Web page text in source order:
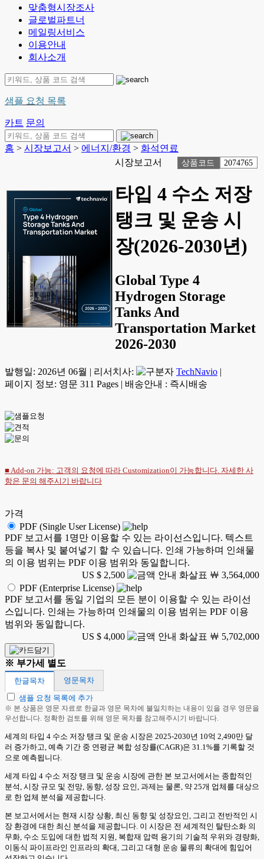
맞춤형시장조사
글로벌파트너
메일링서비스
이용안내
회사소개
샘플 요청 목록
카트 문의
홈 > 시장보고서 > 에너지/환경 > 화석연료
시장보고서
상품코드 2074765
타입 4 수소 저장
탱크 및 운송 시
장(2026-2030년)
Global Type 4
Hydrogen Storage
Tanks And
Transportation Market
2026-2030
발행일: 2026년 06월 | 리서치사: TechNavio |
페이지 정보: 영문 311 Pages | 배송안내 : 즉시배송
■ Add-on 가능: 고객의 요청에 따라 Customization이 가능합니다. 자세한 사
항은 문의 해주시기 바랍니다
가격
PDF (Single User License)
PDF 보고서를 1명만 이용할 수 있는 라이선스입니다. 텍스트
등을 복사 및 붙여넣기 할 수 있습니다. 인쇄 가능하며 인쇄물
의 이용 범위는 PDF 이용 범위와 동일합니다.
US $ 2,500
￦ 3,564,000
PDF (Enterprise License)
PDF 보고서를 동일 기업의 모든 분이 이용할 수 있는 라이선
스입니다. 인쇄는 가능하며 인쇄물의 이용 범위는 PDF 이용
범위와 동일합니다.
US $ 4,000
￦ 5,702,000
※ 부가세 별도
한글목차
영문목차
샘플 요청 목록에 추가
※ 본 상품은 영문 자료로 한글과 영문 목차에 불일치하는 내용이 있을 경우 영문을
우선합니다. 정확한 검토를 위해 영문 목차를 참고해주시기 바랍니다.
세계의 타입 4 수소 저장 탱크 및 운송 시장은 2025-2030년 10억 2,490만 달
러 증가하고, 예측 기간 중 연평균 복합 성장률(CAGR)은 31.1%를 기록할 것
으로 예측됩니다.
세계 타입 4 수소 저장 탱크 및 운송 시장에 관한 본 보고서에서는 종합적인
분석, 시장 규모 및 전망, 동향, 성장 요인, 과제는 물론, 약 25개 업체를 대상으
로 한 업체 분석을 제공합니다.
본 보고서에서는 현재 시장 상황, 최신 동향 및 성장요인, 그리고 전반적인 시
장 환경에 대한 최신 분석을 제공합니다. 이 시장은 전 세계적인 탈탄소화 의
무화, 수소 도입에 대한 법적 지원, 복합재 압력 용기의 기술적 우위와 경량화,
이동식 파이프라인 인프라의 확대, 그리고 대형 운송 물류의 확대에 힘입어